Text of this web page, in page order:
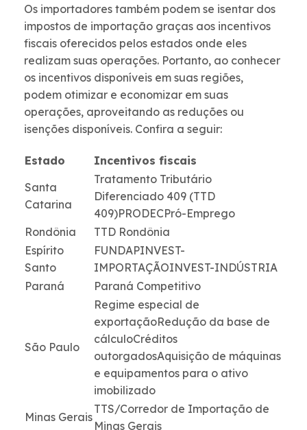
Os importadores também podem se isentar dos
impostos de importação graças aos incentivos
fiscais oferecidos pelos estados onde eles
realizam suas operações. Portanto, ao conhecer
os incentivos disponíveis em suas regiões,
podem otimizar e economizar em suas
operações, aproveitando as reduções ou
isenções disponíveis. Confira a seguir:
Estado
Incentivos fiscais
Santa
Catarina
Tratamento Tributário
Diferenciado 409 (TTD
409)PRODECPró-Emprego
Rondônia
TTD Rondônia
Espírito
Santo
FUNDAPINVEST-
IMPORTAÇÃOINVEST-INDÚSTRIA
Paraná
Paraná Competitivo
São Paulo
Regime especial de
exportaçãoRedução da base de
cálculoCréditos
outorgadosAquisição de máquinas
e equipamentos para o ativo
imobilizado
Minas Gerais
TTS/Corredor de Importação de
Minas Gerais